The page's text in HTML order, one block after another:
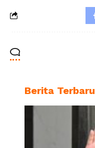
Berita Terbaru